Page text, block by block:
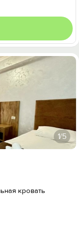
1/5
кровать